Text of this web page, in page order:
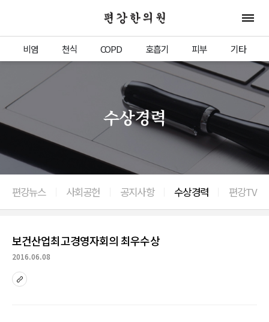
편강한의원 전체
비염 천식 COPD 호흡기 피부 기타
수상경력
편강뉴스 사회공헌 공지사항 수상경력 편강TV
이전으로
보건산업최고경영자회의 최우수상
2016.06.08
sns